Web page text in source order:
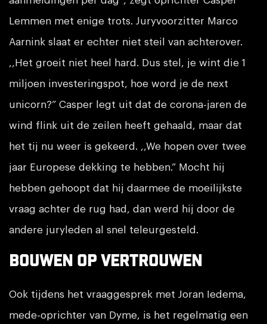
Lemmen met enige trots. Juryvoorzitter Marco
Aarnink slaat er echter niet steil van achterover.
,,Het groeit niet heel hard. Dus stel, je wint die 1
miljoen investeringspot, hoe word je de next
unicorn?” Casper legt uit dat de corona-jaren de
wind flink uit de zeilen heeft gehaald, maar dat
het tij nu weer is gekeerd. ,,We hopen over twee
jaar Europese dekking te hebben.” Mocht hij
hebben gehoopt dat hij daarmee de moeilijkste
vraag achter de rug had, dan werd hij door de
andere juryleden al snel teleurgesteld.
Bouwen op vertrouwen
Ook tijdens het vraaggesprek met Joran Iedema,
mede-oprichter van Dyme, is het regelmatig een